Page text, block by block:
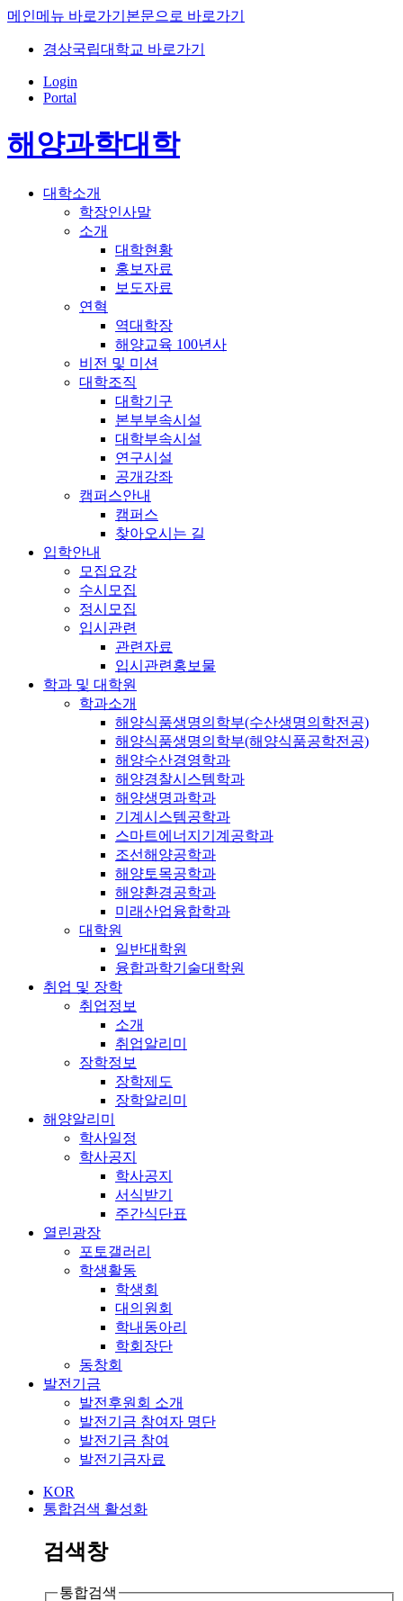
메인메뉴 바로가기 본문으로 바로가기
경상국립대학교 바로가기
Login
Portal
해양과학대학
대학소개
학장인사말
소개
대학현황
홍보자료
보도자료
연혁
역대학장
해양교육 100년사
비전 및 미션
대학조직
대학기구
본부부속시설
대학부속시설
연구시설
공개강좌
캠퍼스안내
캠퍼스
찾아오시는 길
입학안내
모집요강
수시모집
정시모집
입시관련
관련자료
입시관련홍보물
학과 및 대학원
학과소개
해양식품생명의학부(수산생명의학전공)
해양식품생명의학부(해양식품공학전공)
해양수산경영학과
해양경찰시스템학과
해양생명과학과
기계시스템공학과
스마트에너지기계공학과
조선해양공학과
해양토목공학과
해양환경공학과
미래산업융합학과
대학원
일반대학원
융합과학기술대학원
취업 및 장학
취업정보
소개
취업알리미
장학정보
장학제도
장학알리미
해양알리미
학사일정
학사공지
학사공지
서식받기
주간식단표
열린광장
포토갤러리
학생활동
학생회
대의원회
학내동아리
학회장단
동창회
발전기금
발전후원회 소개
발전기금 참여자 명단
발전기금 참여
발전기금자료
KOR
통합검색 활성화
검색창
통합검색